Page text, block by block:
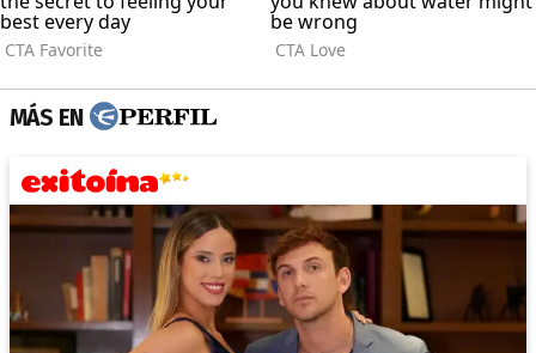
MÁS EN